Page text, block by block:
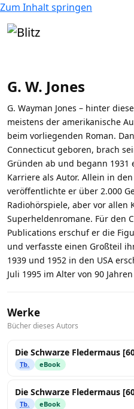
Zum Inhalt springen
G. W. Jones
G. Wayman Jones – hinter
meistens der amerikanische
beim vorliegenden Roman.
Connecticut geboren, brach
Gründen ab und begann
Karriere als Autor. Allein in
veröffentlichte er über 2.000
Radio­hörspiele, aber vor allen
Superheldenromane. Für den
Publications erschuf er die
und verfasste einen Großteil
1939 und 1952 in den USA
Juli 1995 im Alter von 90
Werke
Bücher dieses Autors
Die Schwarze Fledermaus
Tb. eBook
Die Schwarze Fledermaus
Tb. eBook